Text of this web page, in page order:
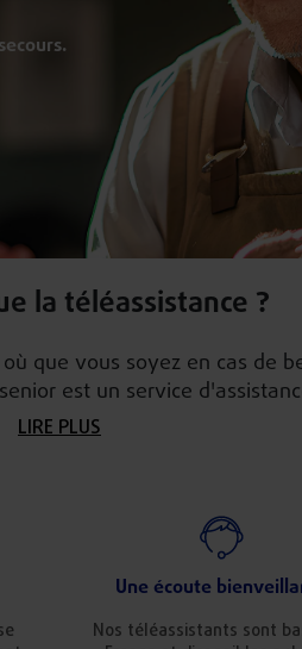
la téléassistance ?
que vous soyez en cas de
est un service
rapidement en contact
LIRE PLUS
Une écoute
Nos téléassistants sont